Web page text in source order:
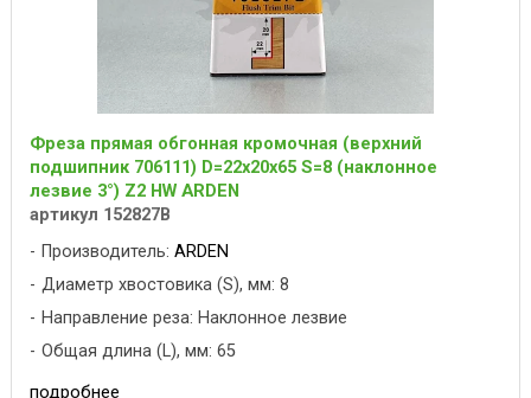
Фреза прямая обгонная кромочная (верхний
подшипник 706111) D=22x20x65 S=8 (наклонное
лезвие 3°) Z2 HW ARDEN
артикул 152827B
Производитель: ARDEN
Диаметр хвостовика (S), мм: 8
Направление реза: Наклонное лезвие
Общая длина (L), мм: 65
подробнее